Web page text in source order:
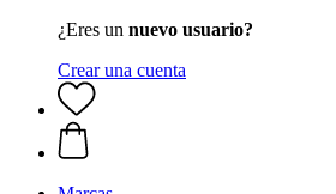
¿Eres un nuevo usuario?
Crear una cuenta